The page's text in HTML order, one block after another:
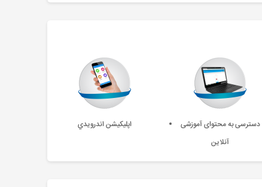
دسترسی به محتوای آموزشی
آنلاین
اپليکيشن اندرويدي